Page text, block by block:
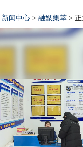
新闻中心 > 融媒集萃 >